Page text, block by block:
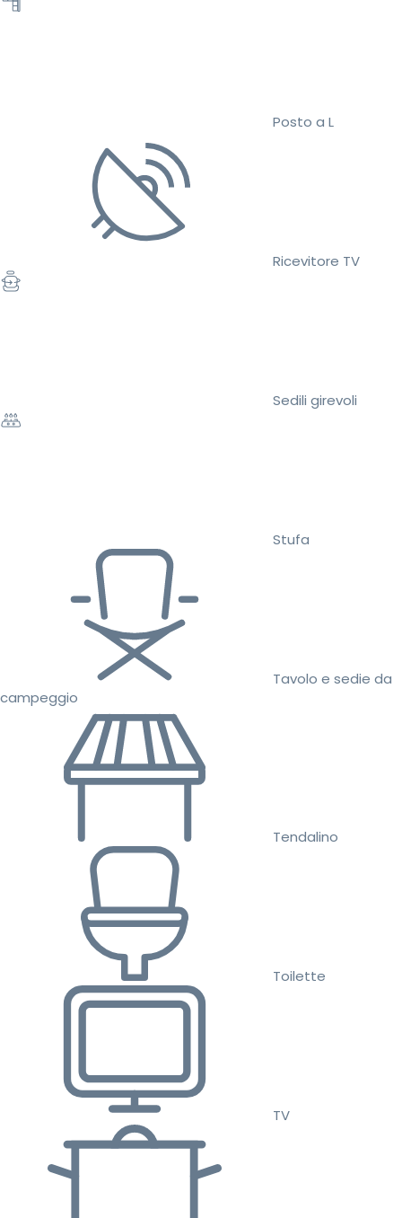
Posto a L
Ricevitore TV
Sedili girevoli
Stufa
Tavolo e sedie da
campeggio
Tendalino
Toilette
TV